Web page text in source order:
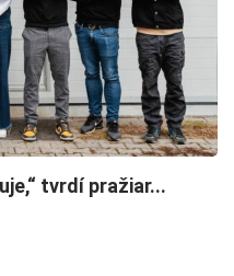
tvrdí pražiar...